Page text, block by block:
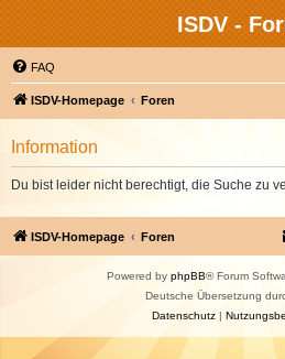
ISDV -
FAQ
ISDV-Homepage Foren
Information
Du bist leider nicht berechtigt, die Suche zu
ISDV-Homepage Foren
Powered by phpBB® Forum
Deutsche Übersetzung
Datenschutz|